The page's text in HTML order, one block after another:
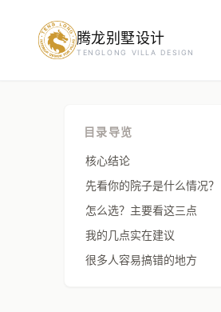
腾龙别墅设计
TENGLONG VILLA DESIGN
目录导览
核心结论
先看你的院子是什么情况？
怎么选？主要看这三点
我的几点实在建议
很多人容易搞错的地方
预约设计咨询
房屋面积（㎡）